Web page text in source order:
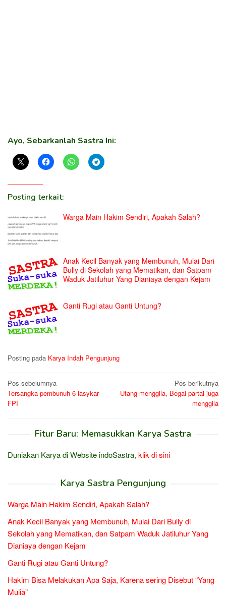
Ayo, Sebarkanlah Sastra Ini:
Posting terkait:
Warga Main Hakim Sendiri, Apakah Salah?
Anak Kecil Banyak yang Membunuh, Mulai Dari
Bully di Sekolah yang Mematikan, dan Satpam
Waduk Jatiluhur Yang Dianiaya dengan Kejam
Ganti Rugi atau Ganti Untung?
Posting pada Karya Indah Pengunjung
Navigasi
pos
Pos sebelumnya
Tersangka pembunuh 6 lasykar
FPI
Pos berikutnya
Utang menggila, Begal partai juga
menggila
Fitur Baru: Memasukkan Karya Sastra
Duniakan Karya di Website indoSastra, klik di sini
Karya Sastra Pengunjung
Warga Main Hakim Sendiri, Apakah Salah?
Anak Kecil Banyak yang Membunuh, Mulai Dari Bully di
Sekolah yang Mematikan, dan Satpam Waduk Jatiluhur Yang
Dianiaya dengan Kejam
Ganti Rugi atau Ganti Untung?
Hakim Bisa Melakukan Apa Saja, Karena sering Disebut “Yang
Mulia”